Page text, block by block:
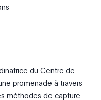
du Centre de
promenade à travers
méthodes de capture